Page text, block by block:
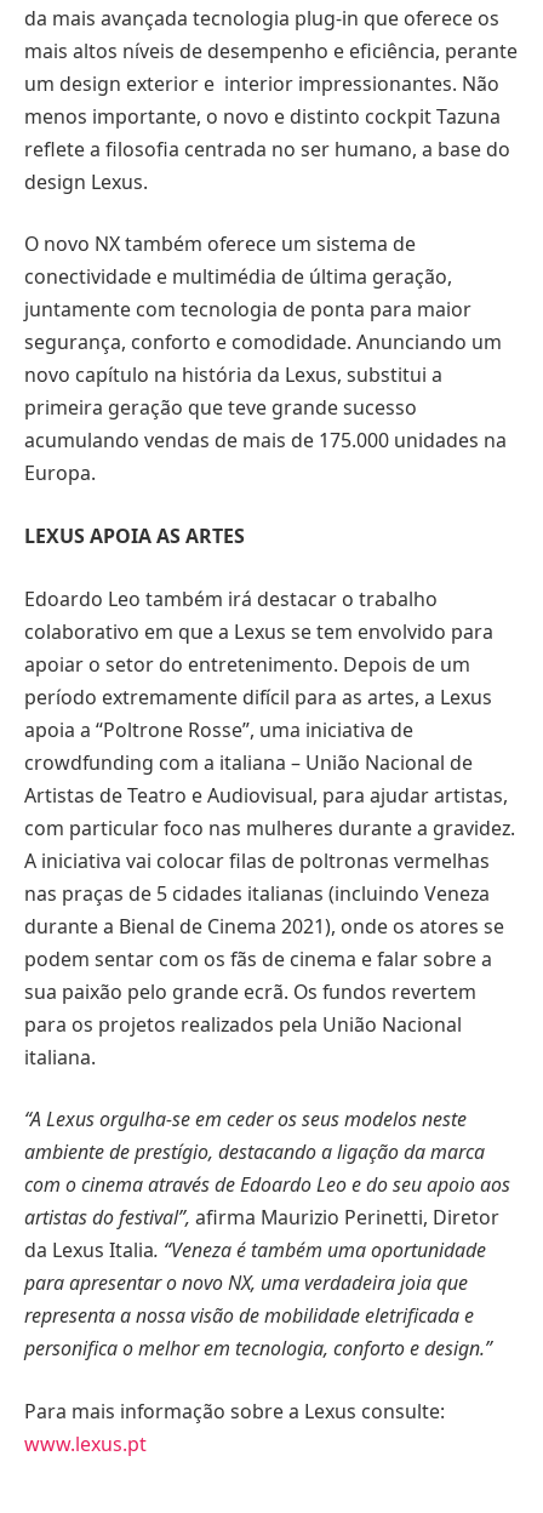
da mais avançada tecnologia plug-in que oferece os
mais altos níveis de desempenho e eficiência, perante
um design exterior e interior impressionantes. Não
menos importante, o novo e distinto cockpit Tazuna
reflete a filosofia centrada no ser humano, a base do
design Lexus.
O novo NX também oferece um sistema de
conectividade e multimédia de última geração,
juntamente com tecnologia de ponta para maior
segurança, conforto e comodidade. Anunciando um
novo capítulo na história da Lexus, substitui a
primeira geração que teve grande sucesso
acumulando vendas de mais de 175.000 unidades na
Europa.
LEXUS APOIA AS ARTES
Edoardo Leo também irá destacar o trabalho
colaborativo em que a Lexus se tem envolvido para
apoiar o setor do entretenimento. Depois de um
período extremamente difícil para as artes, a Lexus
apoia a “Poltrone Rosse”, uma iniciativa de
crowdfunding com a italiana – União Nacional de
Artistas de Teatro e Audiovisual, para ajudar artistas,
com particular foco nas mulheres durante a gravidez.
A iniciativa vai colocar filas de poltronas vermelhas
nas praças de 5 cidades italianas (incluindo Veneza
durante a Bienal de Cinema 2021), onde os atores se
podem sentar com os fãs de cinema e falar sobre a
sua paixão pelo grande ecrã. Os fundos revertem
para os projetos realizados pela União Nacional
italiana.
“A Lexus orgulha-se em ceder os seus modelos neste
ambiente de prestígio, destacando a ligação da marca
com o cinema através de Edoardo Leo e do seu apoio aos
artistas do festival”, afirma Maurizio Perinetti, Diretor
da Lexus Italia. “Veneza é também uma oportunidade
para apresentar o novo NX, uma verdadeira joia que
representa a nossa visão de mobilidade eletrificada e
personifica o melhor em tecnologia, conforto e design.”
Para mais informação sobre a Lexus consulte:
www.lexus.pt